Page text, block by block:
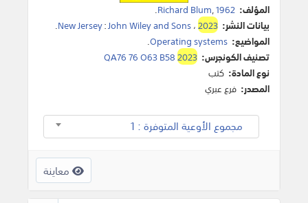
المؤلف: Richard Blum,1962
.
بيانات النشر:
New Jersey:John Wiley and Sons،2023
.
المواضيع: Operating systems
.
تصنيف الكونجرس:
QA76 76 O63 B582023
نوع المادة: كتب
المصدر: فرع عبري
مجموع الأوعية المتوفرة : 1
معاينة